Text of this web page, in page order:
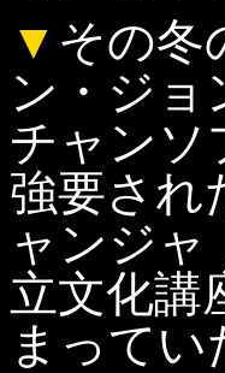
▼ その冬
ン・ジョ
チャンソ
強要され
ャンジ
立文化講
まってい